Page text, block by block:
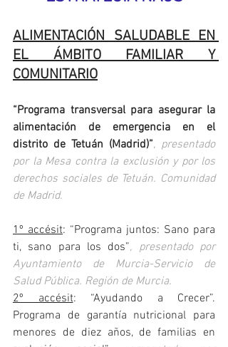
ALIMENTACIÓN SALUDABLE EN
EL ÁMBITO FAMILIAR Y
COMUNITARIO
“Programa transversal para asegurar la
alimentación de emergencia en el
distrito de Tetuán (Madrid)”, presentado
por la Mesa contra la exclusión y por los
derechos sociales de Tetuán. Comunidad
de Madrid.
1º accésit: “Programa juntos: Sano para
ti, sano para los dos”, presentado por
Ayuntamiento de Murcia-Servicio de
Salud Pública. Región de Murcia.
2º accésit: “Ayudando a Crecer”.
Programa de garantía nutricional para
menores de diez años, de familias en